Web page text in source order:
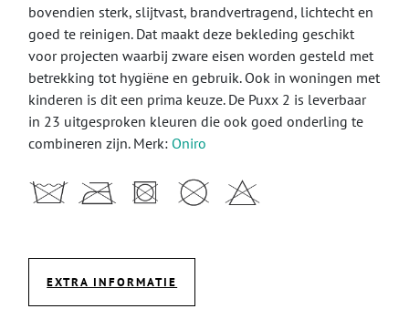
bovendien sterk, slijtvast, brandvertragend, lichtecht en
goed te reinigen. Dat maakt deze bekleding geschikt
voor projecten waarbij zware eisen worden gesteld met
betrekking tot hygiëne en gebruik. Ook in woningen met
kinderen is dit een prima keuze. De Puxx 2 is leverbaar
in 23 uitgesproken kleuren die ook goed onderling te
combineren zijn. Merk: Oniro
EXTRA INFORMATIE